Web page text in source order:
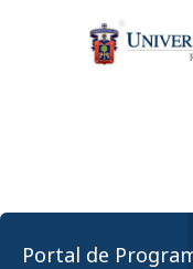
Portal de